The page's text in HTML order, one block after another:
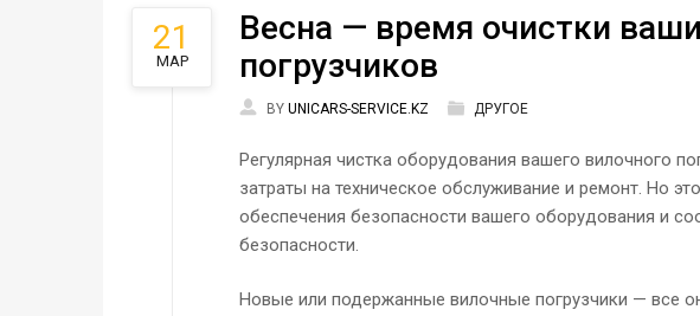
21
МАР
Весна — время очистки
погрузчиков
BY UNICARS-SERVICE.KZ ДРУГОЕ
Регулярная чистка оборудования вашего вилочного
затраты на техническое обслуживание и ремонт. Но
обеспечения безопасности вашего оборудования и
безопасности.
Новые или подержанные вилочные погрузчики — все